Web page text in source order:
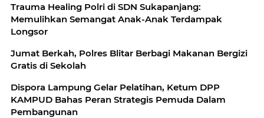
Trauma Healing Polri di SDN Sukapanjang:
Memulihkan Semangat Anak-Anak Terdampak
Longsor
Jumat Berkah, Polres Blitar Berbagi Makanan Bergizi
Gratis di Sekolah
Dispora Lampung Gelar Pelatihan, Ketum DPP
KAMPUD Bahas Peran Strategis Pemuda Dalam
Pembangunan